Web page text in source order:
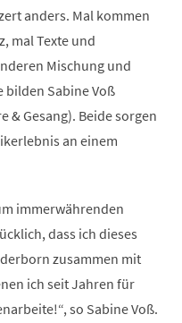
anders. Mal kommen
mal Texte und
Mischung und
bilden Sabine Voß
& Gesang). Beide sorgen
an einem
immerwährenden
dass ich dieses
zusammen mit
ich seit Jahren für
so Sabine Voß.